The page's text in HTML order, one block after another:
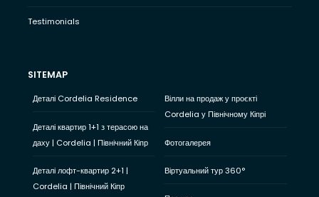
Testimonials
SITEMAP
Деталі Cordelia Residence
Деталі квартир 1+1 з терасою на
даху | Cordelia | Північний Кіпр
Деталі лофт-квартир 2+1 |
Cordelia | Північний Кіпр
Вілли на продаж у проєкті
Cordelia у Північному Кіпрі
Фотогалерея
Віртуальний тур 360°